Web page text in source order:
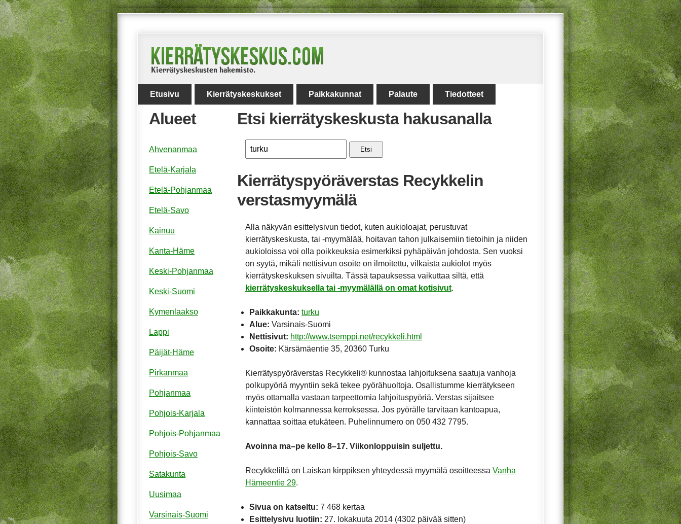
Etusivu Kierrätyskeskukset Paikkakunnat Palaute Tiedotteet
Etsi kierrätyskeskusta hakusanalla
Etsi
Kierrätyspyöräverstas Recykkelin
verstasmyymälä
Alla näkyvän esittelysivun tiedot, kuten aukioloajat, perustuvat
kierrätyskeskusta, tai -myymälää, hoitavan tahon julkaisemiin tietoihin ja niiden
aukioloissa voi olla poikkeuksia esimerkiksi pyhäpäivän johdosta. Sen vuoksi
on syytä, mikäli nettisivun osoite on ilmoitettu, vilkaista aukiolot myös
kierrätyskeskuksen sivuilta. Tässä tapauksessa vaikuttaa siltä, että
kierrätyskeskuksella tai -myymälällä on omat kotisivut.
Paikkakunta: turku
Alue: Varsinais-Suomi
Nettisivut: http://www.tsemppi.net/recykkeli.html
Osoite: Kärsämäentie 35, 20360 Turku
Kierrätyspyöräverstas Recykkeli® kunnostaa lahjoituksena saatuja vanhoja
polkupyöriä myyntiin sekä tekee pyörähuoltoja. Osallistumme kierrätykseen
myös ottamalla vastaan tarpeettomia lahjoituspyöriä. Verstas sijaitsee
kiinteistön kolmannessa kerroksessa. Jos pyörälle tarvitaan kantoapua,
kannattaa soittaa etukäteen. Puhelinnumero on 050 432 7795.
Avoinna ma–pe kello 8–17. Viikonloppuisin suljettu.
Recykkelillä on Laiskan kirppiksen yhteydessä myymälä osoitteessa Vanha
Hämeentie 29.
Sivua on katseltu: 7 468 kertaa
Esittelysivu luotiin: 27. lokakuuta 2014 (4302 päivää sitten)
Alueet
Ahvenanmaa
Etelä-Karjala
Etelä-Pohjanmaa
Etelä-Savo
Kainuu
Kanta-Häme
Keski-Pohjanmaa
Keski-Suomi
Kymenlaakso
Lappi
Päijät-Häme
Pirkanmaa
Pohjanmaa
Pohjois-Karjala
Pohjois-Pohjanmaa
Pohjois-Savo
Satakunta
Uusimaa
Varsinais-Suomi